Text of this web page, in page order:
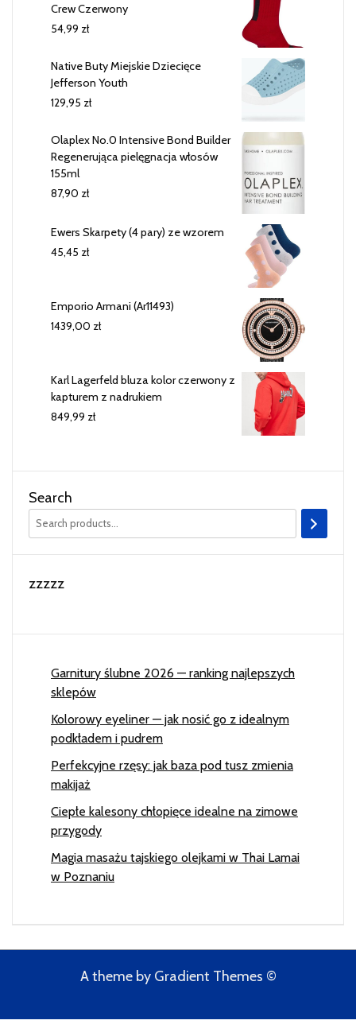
Crew Czerwony
54,99 zł
Native Buty Miejskie Dziecięce
Jefferson Youth
129,95 zł
Olaplex No.0 Intensive Bond Builder
Regenerująca pielęgnacja włosów
155ml
87,90 zł
Ewers Skarpety (4 pary) ze wzorem
45,45 zł
Emporio Armani (Ar11493)
1439,00 zł
Karl Lagerfeld bluza kolor czerwony z
kapturem z nadrukiem
849,99 zł
Search
zzzzz
Garnitury ślubne 2026 — ranking najlepszych
sklepów
Kolorowy eyeliner — jak nosić go z idealnym
podkładem i pudrem
Perfekcyjne rzęsy: jak baza pod tusz zmienia
makijaż
Ciepłe kalesony chłopięce idealne na zimowe
przygody
Magia masażu tajskiego olejkami w Thai Lamai
w Poznaniu
A theme by Gradient Themes ©